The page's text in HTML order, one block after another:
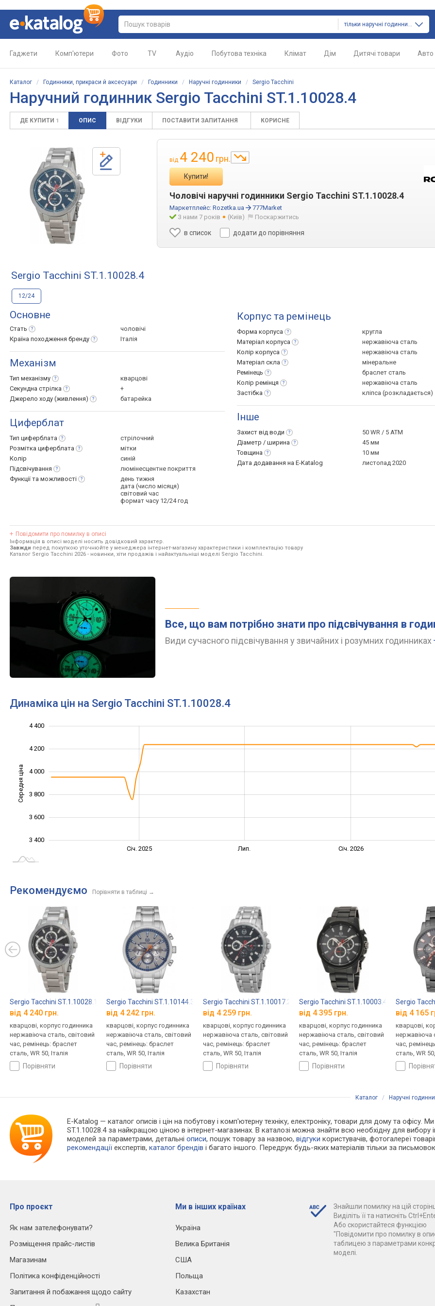
тільки наручні годинники
Гаджети Комп'ютери Фото TV Аудіо Побутова техніка Клімат Дім Дитячі товари Авто
Каталог / Годинники, прикраси й аксесуари / Годинники / Наручні годинники / Sergio Tacchini
Наручний годинник Sergio Tacchini ST.1.10028.4
ДЕ КУПИТИ 1 ОПИС ВІДГУКИ ПОСТАВИТИ ЗАПИТАННЯ КОРИСНЕ
від 4 240 грн.
Купити!
Чоловічі наручні годинники Sergio Tacchini ST.1.10028.4
Маркетплейс: Rozetka.ua
777Market
З нами 7 років
(Київ) Поскаржитись
в список додати до порівняння
Sergio Tacchini ST.1.10028.4
12/24
Основне
Стать
чоловічі
Країна походження бренду Італія
Механізм
Тип механізму
кварцові
Секундна стрілка
+
Джерело ходу (живлення) батарейка
Циферблат
Тип циферблата
стрілочний
Розмітка циферблата
мітки
Колір
синій
Підсвічування
люмінесцентне покриття
Функції та можливості
день тижня
дата (число місяця)
світовий час
формат часу 12/24 год
Корпус та ремінець
Форма корпуса
кругла
Матеріал корпуса
нержавіюча сталь
Колір корпуса
нержавіюча сталь
Матеріал скла
мінеральне
Ремінець
браслет сталь
Колір ремінця
нержавіюча сталь
Застібка
кліпса (розкладається)
Інше
Захист від води
50 WR / 5 ATM
Діаметр / ширина
45 мм
Товщина
10 мм
Дата додавання на E-Katalog
листопад 2020
Повідомити про помилку в описі
Інформація в описі моделі носить довідковий характер.
Завжди перед покупкою уточнюйте у менеджера інтернет-магазину характеристики і комплектацію товару
Каталог Sergio Tacchini 2026 - новинки, хіти продажів і найактуальніші моделі Sergio Tacchini.
Все, що вам потрібно знати про підсвічування в
Види сучасного підсвічування у звичайних і розумних годинниках
Динаміка цін на Sergio Tacchini ST.1.10028.4
Середня ціна
3 400
3 600
3 800
4 000
4 400
4 200
Січ. 2025 Лип. Січ. 2026
Рекомендуємо Порівняти в таблиці →
Sergio Tacchini ST.1.10028.1
від 4 240 грн.
кварцові, корпус годинника
нержавіюча сталь, світовий
час, ремінець: браслет
сталь, WR 50, Італія
порівняти
Sergio Tacchini ST.1.10144.3
від 4 242 грн.
кварцові, корпус годинника
нержавіюча сталь, світовий
час, ремінець: браслет
сталь, WR 50, Італія
порівняти
Sergio Tacchini ST.1.10017.2
від 4 259 грн.
кварцові, корпус годинника
нержавіюча сталь, світовий
час, ремінець: браслет
сталь, WR 50, Італія
порівняти
Sergio Tacchini ST.1.10003.4
від 4 395 грн.
кварцові, корпус годинника
нержавіюча сталь, світовий
час, ремінець: браслет
сталь, WR 50, Італія
порівняти
Sergio
від 4 165
кварцові,
нержавіюча
час,
сталь, WR
Каталог / Наручні
E-Katalog — каталог описів і цін на побутову і комп'ютерну техніку, електроніку, товари для дому та офісу.
ST.1.10028.4 за найкращою ціною в інтернет-магазинах. В каталозі можна знайти всю необхідну для
моделей за параметрами, детальніописи, пошук товару за назвою,відгуки користувачів, фотогалереї
рекомендації експертів,каталог брендів і багато іншого. Передрук будь-яких матеріалів тільки за
Про проєкт
Як нам зателефонувати?
Розміщення прайс-листів
Магазинам
Політика конфіденційності
Запитання й побажання щодо сайту
Ми в інших країнах
Україна
Велика Британія
США
Польща
Казахстан
Знайшли помилку на цій
Виділіть її та натисніть
Або скористайтеся функцією
"Повідомити про помилку в
таблицею з параметрами
моделі.